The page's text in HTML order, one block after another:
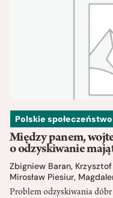
Polskie społeczeństwo
Między panem,
o odzyskiwanie
Zbigniew Baran,
Mirosław Piesiur,
Problem odzyskiwania